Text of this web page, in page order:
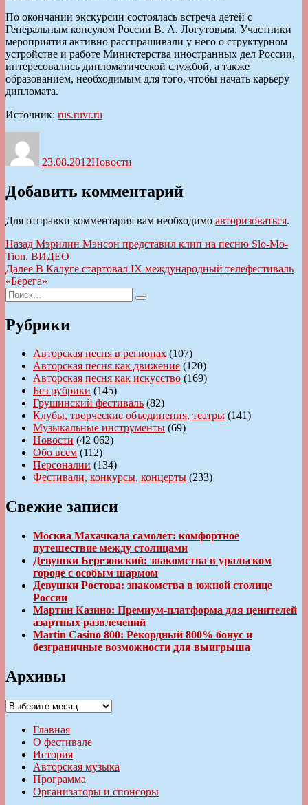
По окончании экскурсии состоялась встреча детей с
Генеральным консулом России В. А. Логутовым. Участники
мероприятия активно расспрашивали у него о структурном
устройстве и работе Министерства иностранных дел России,
интересовались дипломатической службой, а также
образованием, необходимым для того, чтобы начать карьеру
дипломата.
Источник: rus.ruvr.ru
23.08.2012Новости
Добавить комментарий
Для отправки комментария вам необходимо авторизоваться.
Навигация
по
записям
Назад Предыдущая
запись:
Мэрилин Мэнсон представил клип на песню Slo-Mo-
Tion. ВИДЕО
Далее Следующая
запись:
В Калуге стартовал IX международный телефестиваль
«Берега»
Искать:
Поиск
Рубрики
Авторская песня в регионах (107)
Авторская песня как движение (120)
Авторская песня как искусство (169)
Без рубрики (145)
Грушинский фестиваль (82)
Клубы, творческие объединения, театры (141)
Музыкальные инструменты (69)
Новости (42 062)
Обо всем (112)
Персоналии (134)
Фестивали, конкурсы, концерты (233)
Свежие записи
Москва Махачкала самолет: комфортное
путешествие между столицами
Девушки Березовский: знакомства в уральском
городе с особым шармом
Девушки Ростова: знакомства в южной столице
России
Мартин Казино: Премиум-платформа для ценителей
азартных развлечений
Martin Casino 800: Рекордный 800% бонус и
безграничные возможности для выигрыша
Архивы
Архивы
Главная
О фестивале
История
Авторская музыка
Программа
Организаторы и спонсоры